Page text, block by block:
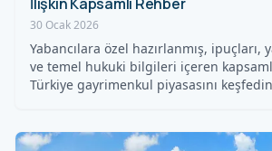
30 Ocak 2026
Yabancılara özel hazırlanmış, ipuçları,
ve temel hukuki bilgileri içeren
Türkiye gayrimenkul piyasasını